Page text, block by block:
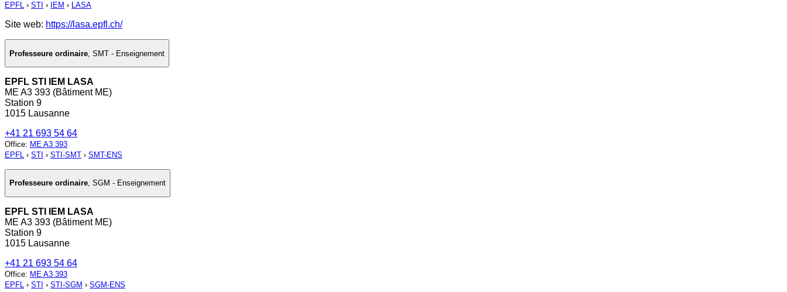
EPFL › STI › IEM › LASA
Site web: https://lasa.epfl.ch/
Professeure ordinaire SMT - Enseignement
EPFL STI IEM LASA
ME A3 393 (Bâtiment ME)
Station 9
1015 Lausanne
+41 21 693 54 64
Office: ME A3 393
EPFL › STI › STI-SMT › SMT-ENS
Professeure ordinaire, SGM - Enseignement
EPFL STI IEM LASA
ME A3 393 (Bâtiment ME)
Station 9
1015 Lausanne
+41 21 693 54 64
Office: ME A3 393
EPFL › STI › STI-SGM › SGM-ENS